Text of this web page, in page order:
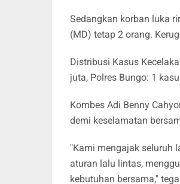
Sedangkan korban luka
(MD) tetap 2 orang.
Distribusi Kasus
juta, Polres Bungo: 1
Kombes Adi Benny
demi keselamatan
"Kami mengajak seluruh
aturan lalu lintas,
kebutuhan bersama,"